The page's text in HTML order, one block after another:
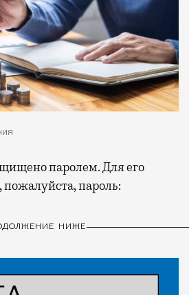
паролем. Для его
пожалуйста, пароль:
НИЖЕ